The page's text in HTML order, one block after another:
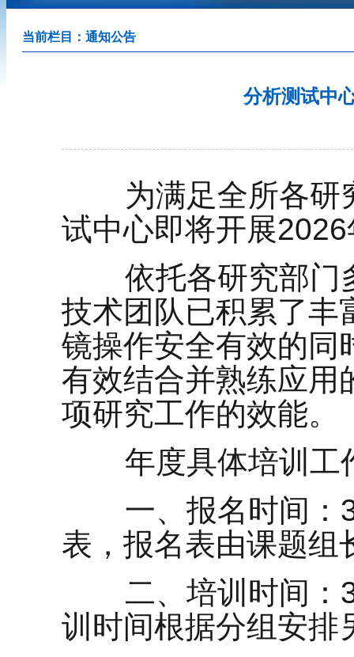
当前栏目： 通知公告
分析测试中
为满足全所各研究
试中心即将开展
依托各研究部门多
技术团队已积累了丰
镜操作安全有效的同
有效结合并熟练应用
项研究工作的效能。
年度具体培训工
一、报名时间：3
表，报名表由课题组
二、培训时间：3
训时间根据分组安排